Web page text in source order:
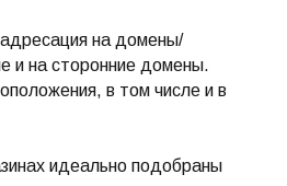
на домены/
и на сторонние домены.
в том числе и в
идеально подобраны